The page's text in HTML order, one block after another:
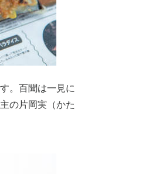
。百聞は一見に
の片岡実（かた